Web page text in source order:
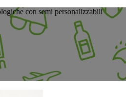
con semi personalizzabili